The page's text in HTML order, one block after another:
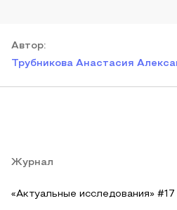
Автор:
Трубникова Анастасия
Журнал
«Актуальные исследования»